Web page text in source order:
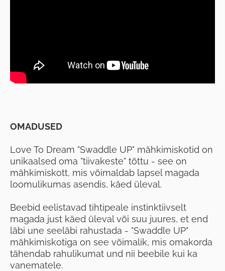
OMADUSED
Love To Dream "Swaddle UP" mähkimiskotid on
unikaalsed oma "tiivakeste" tõttu - see on
mähkimiskott, mis võimaldab lapsel magada
loomulikumas asendis, käed üleval.
Beebid eelistavad tihtipeale instinktiivselt
magada just käed üleval või suu juures, et end
läbi une seeläbi rahustada - "Swaddle UP"
mähkimiskotiga on see võimalik, mis omakorda
tähendab rahulikumat und nii beebile kui ka
vanematele.